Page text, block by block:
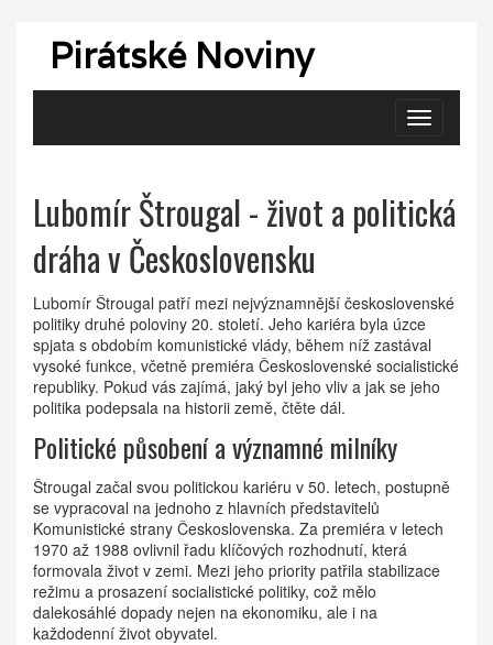
Pirátské Noviny
Zobrazit
navigaci
Lubomír Štrougal - život a politická
dráha v Československu
Lubomír Štrougal patří mezi nejvýznamnější československé
politiky druhé poloviny 20. století. Jeho kariéra byla úzce
spjata s obdobím komunistické vlády, během níž zastával
vysoké funkce, včetně premiéra Československé socialistické
republiky. Pokud vás zajímá, jaký byl jeho vliv a jak se jeho
politika podepsala na historii země, čtěte dál.
Politické působení a významné milníky
Štrougal začal svou politickou kariéru v 50. letech, postupně
se vypracoval na jednoho z hlavních představitelů
Komunistické strany Československa. Za premiéra v letech
1970 až 1988 ovlivnil řadu klíčových rozhodnutí, která
formovala život v zemi. Mezi jeho priority patřila stabilizace
režimu a prosazení socialistické politiky, což mělo
dalekosáhlé dopady nejen na ekonomiku, ale i na
každodenní život obyvatel.